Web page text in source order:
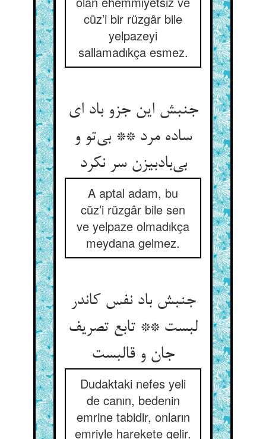
cüz’i bir rüzgâr bile
yelpazeyi
sallamadıkça esmez.
جنبش این جزو باد ای
ساده مرد ** بی‌تو و
بی‌بادبیزن سر نکرد
A aptal adam, bu
cüz’i rüzgâr bile sen
ve yelpaze olmadıkça
meydana gelmez.
جنبش باد نفس کاندر
لبست ** تابع تصریف
جان و قالبست
Dudaktaki nefes yeli
de canın, bedenin
emrine tabidir, onların
emriyle harekete gelir.